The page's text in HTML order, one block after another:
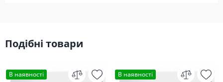
Подібні товари
В наявності В наявності